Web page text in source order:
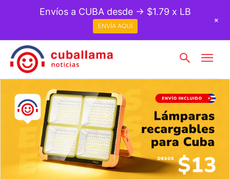
Envíos a CUBA desde → $1.79 x LB
ENVÍA AQUÍ
+